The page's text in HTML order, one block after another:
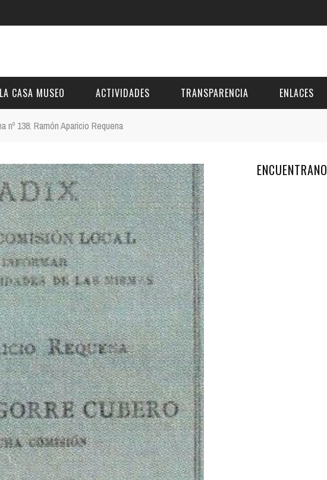
LA CASA MUSEO ACTIVIDADES
OTRAS ACTIVIDADES DE ÁMBITO COMARCAL Y PROVINCIAL
TRANSPARENCIA
REUNIONES Y ACUERDOS DEL PATRONATO
PRESUPUESTO Y CUENTAS ANUALES
OTRA INFORMACIÓN DE INTERÉS
ENLACES
nº 138. Ramón Aparicio Requena